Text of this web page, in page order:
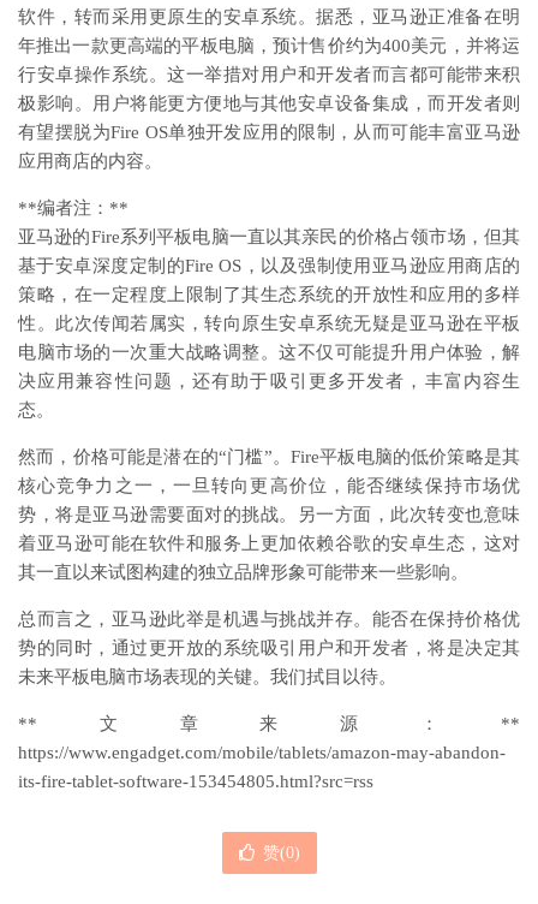
软件，转而采用更原生的安卓系统。据悉，亚马逊正准备在明
年推出一款更高端的平板电脑，预计售价约为400美元，并将运
行安卓操作系统。这一举措对用户和开发者而言都可能带来积
极影响。用户将能更方便地与其他安卓设备集成，而开发者则
有望摆脱为Fire OS单独开发应用的限制，从而可能丰富亚马逊
应用商店的内容。
**编者注：**
亚马逊的Fire系列平板电脑一直以其亲民的价格占领市场，但其
基于安卓深度定制的Fire OS，以及强制使用亚马逊应用商店的
策略，在一定程度上限制了其生态系统的开放性和应用的多样
性。此次传闻若属实，转向原生安卓系统无疑是亚马逊在平板
电脑市场的一次重大战略调整。这不仅可能提升用户体验，解
决应用兼容性问题，还有助于吸引更多开发者，丰富内容生
态。
然而，价格可能是潜在的“门槛”。Fire平板电脑的低价策略是其
核心竞争力之一，一旦转向更高价位，能否继续保持市场优
势，将是亚马逊需要面对的挑战。另一方面，此次转变也意味
着亚马逊可能在软件和服务上更加依赖谷歌的安卓生态，这对
其一直以来试图构建的独立品牌形象可能带来一些影响。
总而言之，亚马逊此举是机遇与挑战并存。能否在保持价格优
势的同时，通过更开放的系统吸引用户和开发者，将是决定其
未来平板电脑市场表现的关键。我们拭目以待。
**文章来源：**
https://www.engadget.com/mobile/tablets/amazon-may-abandon-
its-fire-tablet-software-153454805.html?src=rss
赞(0)